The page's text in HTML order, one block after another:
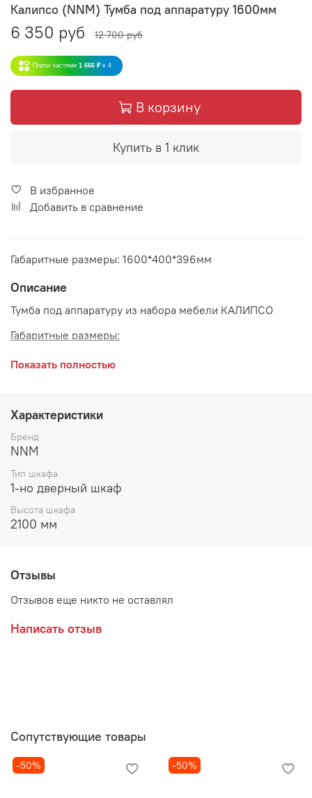
Калипсо (NNM) Тумба под аппаратуру 1600мм
6 350 руб 12 700 руб
Плати частями 1 666 ₽ x 4
В корзину
Купить в 1 клик
В избранное
Добавить в сравнение
Габаритные размеры: 1600*400*396мм
Описание
Тумба под аппаратуру из набора мебели КАЛИПСО
Габаритные размеры:
длина 1600 мм
высота 396 мм
Цвет:
Максимальная нагрузка на ящики - 5кг
Показать полностью
Характеристики
Бренд
NNM
Тип шкафа
1-но дверный шкаф
Высота шкафа
2100 мм
Отзывы
Отзывов еще никто не оставлял
Написать отзыв
Сопутствующие товары
-50% -50%